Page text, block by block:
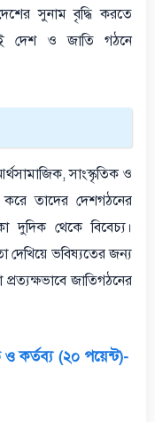
সুনাম বৃদ্ধি করতে
দেশ ও জাতি গঠনে
সাংস্কৃতিক ও
করে তাদের দেশগঠনের
দুদিক থেকে বিবেচ্য।
দেখিয়ে ভবিষ্যতের জন্য
জাতিগঠনের
ও কর্তব্য (২০ পয়েন্ট)-